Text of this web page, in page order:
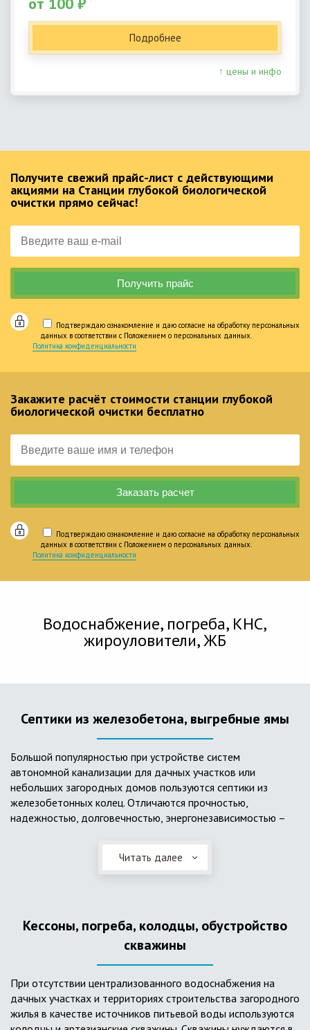
Подробнее
↑ цены и инфо
Получите свежий прайс-лист с действующими
акциями на Станции глубокой биологической
очистки прямо сейчас!
Подтверждаю ознакомление и даю согласие на обработку персональных
данных в соответствии с Положением о персональных данных.
Политика конфиденциальности
Закажите расчёт стоимости станции глубокой
биологической очистки бесплатно
Подтверждаю ознакомление и даю согласие на обработку персональных
данных в соответствии с Положением о персональных данных.
Политика конфиденциальности
Водоснабжение, погреба, КНС,
жироуловители, ЖБ
Септики из железобетона, выгребные ямы
Большой популярностью при устройстве систем
автономной канализации для дачных участков или
небольших загородных домов пользуются септики из
железобетонных колец. Отличаются прочностью,
надежностью, долговечностью, энергонезависимостью –
ж/б колец состоят из нескольких камер, соединенных
переливными трубами, в которых происходят процессы
септики требуют периодической очистки ассенизаторской
Читать далее
Кессоны, погреба, колодцы, обустройство
скважины
При отсутствии централизованного водоснабжения на
дачных участках и территориях строительства загородного
жилья в качестве источников питьевой воды используются